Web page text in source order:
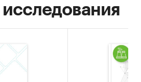
стоимости за кг
изделий в
(в целом и на продукты